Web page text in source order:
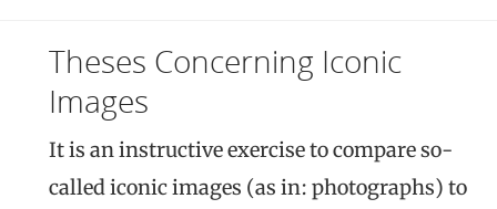
Theses Concerning Iconic
Images
It is an instructive exercise to compare so-
called iconic images (as in: photographs) to